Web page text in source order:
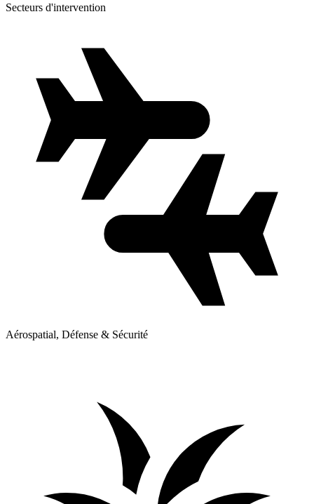
Secteurs d'intervention
Aérospatial, Défense & Sécurité